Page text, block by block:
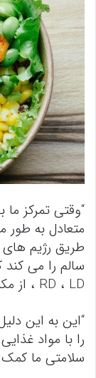
“وقتی تمرکز
متعادل به
طریق رژیم
سالم را می
، RD ، LD از مکمل های Balance One.
“این به این
را با مواد
سلامتی ما کمک